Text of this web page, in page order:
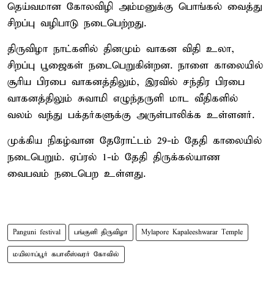
தெய்வமான கோலவிழி அம்மனுக்கு பொங்கல் வைத்து
சிறப்பு வழிபாடு நடைபெற்றது.
திருவிழா நாட்களில் தினமும் வாகன விதி உலா,
சிறப்பு பூஜைகள் நடைபெறுகின்றன. நாளை காலையில்
சூரிய பிரபை வாகனத்திலும், இரவில் சந்திர பிரபை
வாகனத்திலும் சுவாமி எழுந்தருளி மாட வீதிகளில்
வலம் வந்து பக்தர்களுக்கு அருள்பாலிக்க உள்ளனர்.
முக்கிய நிகழ்வான தேரோட்டம் 29-ம் தேதி காலையில்
நடைபெறும். ஏப்ரல் 1-ம் தேதி திருக்கல்யாண
வைபவம் நடைபெற உள்ளது.
Panguni festival பங்குனி திருவிழா Mylapore Kapaleeshwarar Temple
மயிலாப்பூர் கபாலீஸ்வரர் கோவில்